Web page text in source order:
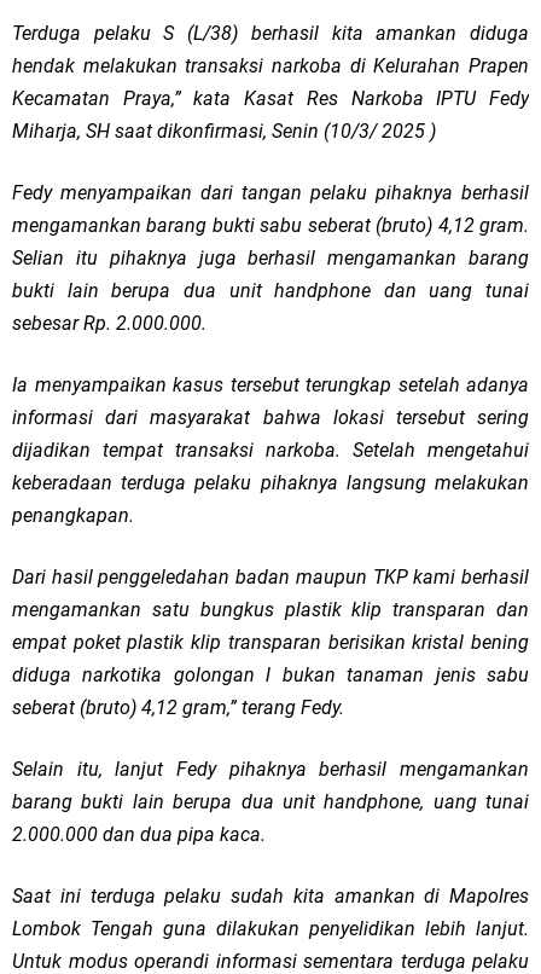
Terduga pelaku S (L/38) berhasil kita amankan diduga
hendak melakukan transaksi narkoba di Kelurahan Prapen
Kecamatan Praya,” kata Kasat Res Narkoba IPTU Fedy
Miharja, SH saat dikonfirmasi, Senin (10/3/ 2025 )
Fedy menyampaikan dari tangan pelaku pihaknya berhasil
mengamankan barang bukti sabu seberat (bruto) 4,12 gram.
Selian itu pihaknya juga berhasil mengamankan barang
bukti lain berupa dua unit handphone dan uang tunai
sebesar Rp. 2.000.000.
Ia menyampaikan kasus tersebut terungkap setelah adanya
informasi dari masyarakat bahwa lokasi tersebut sering
dijadikan tempat transaksi narkoba. Setelah mengetahui
keberadaan terduga pelaku pihaknya langsung melakukan
penangkapan.
Dari hasil penggeledahan badan maupun TKP kami berhasil
mengamankan satu bungkus plastik klip transparan dan
empat poket plastik klip transparan berisikan kristal bening
diduga narkotika golongan l bukan tanaman jenis sabu
seberat (bruto) 4,12 gram,” terang Fedy.
Selain itu, lanjut Fedy pihaknya berhasil mengamankan
barang bukti lain berupa dua unit handphone, uang tunai
2.000.000 dan dua pipa kaca.
Saat ini terduga pelaku sudah kita amankan di Mapolres
Lombok Tengah guna dilakukan penyelidikan lebih lanjut.
Untuk modus operandi informasi sementara terduga pelaku